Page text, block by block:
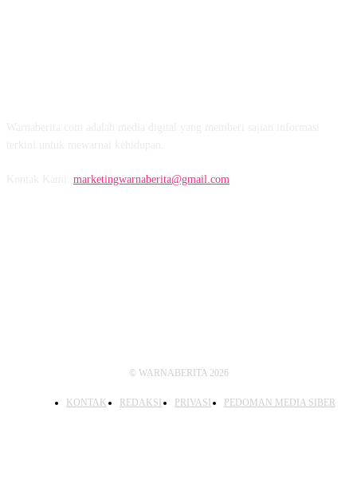
marketingwarnaberita@gmail.com
© WARNABERITA 2026
KONTAK REDAKSI PRIVASI PEDOMAN MEDIA SIBER